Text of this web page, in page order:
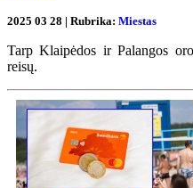
2025 03 28 | Rubrika: Miestas
Tarp Klaipėdos ir Palangos
reisų.